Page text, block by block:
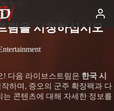
로 IV
림을 시청하십시오
! 다음 라이브스트림은 한국 시
작하며, 증오의 군주 확장팩과 다
콘텐츠에 대해 자세한 정보를